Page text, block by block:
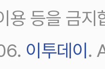
용 등을 금지
이투데이 .